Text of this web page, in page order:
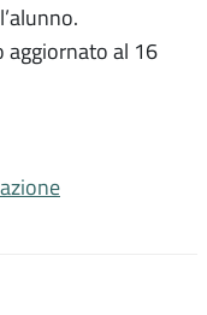
aggiornato al 16